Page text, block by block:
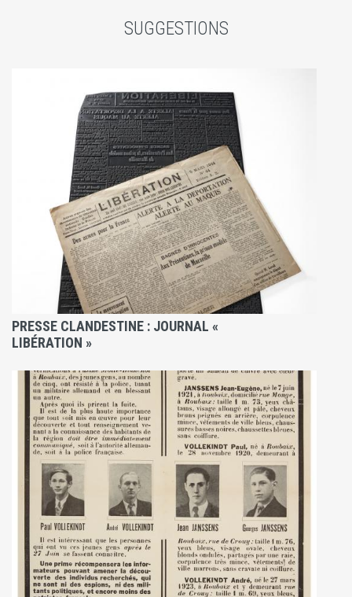
SUGGESTIONS
PRESSE CLANDESTINE : JOURNAL «
LIBÉRATION »